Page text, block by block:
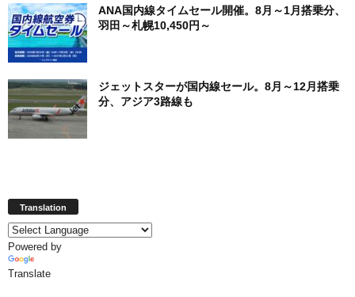
ANA国内線タイムセール開催。8月～1月搭乗分、
羽田～札幌10,450円～
ジェットスターが国内線セール。8月～12月搭乗
分、アジア3路線も
Translation
Powered by
Translate